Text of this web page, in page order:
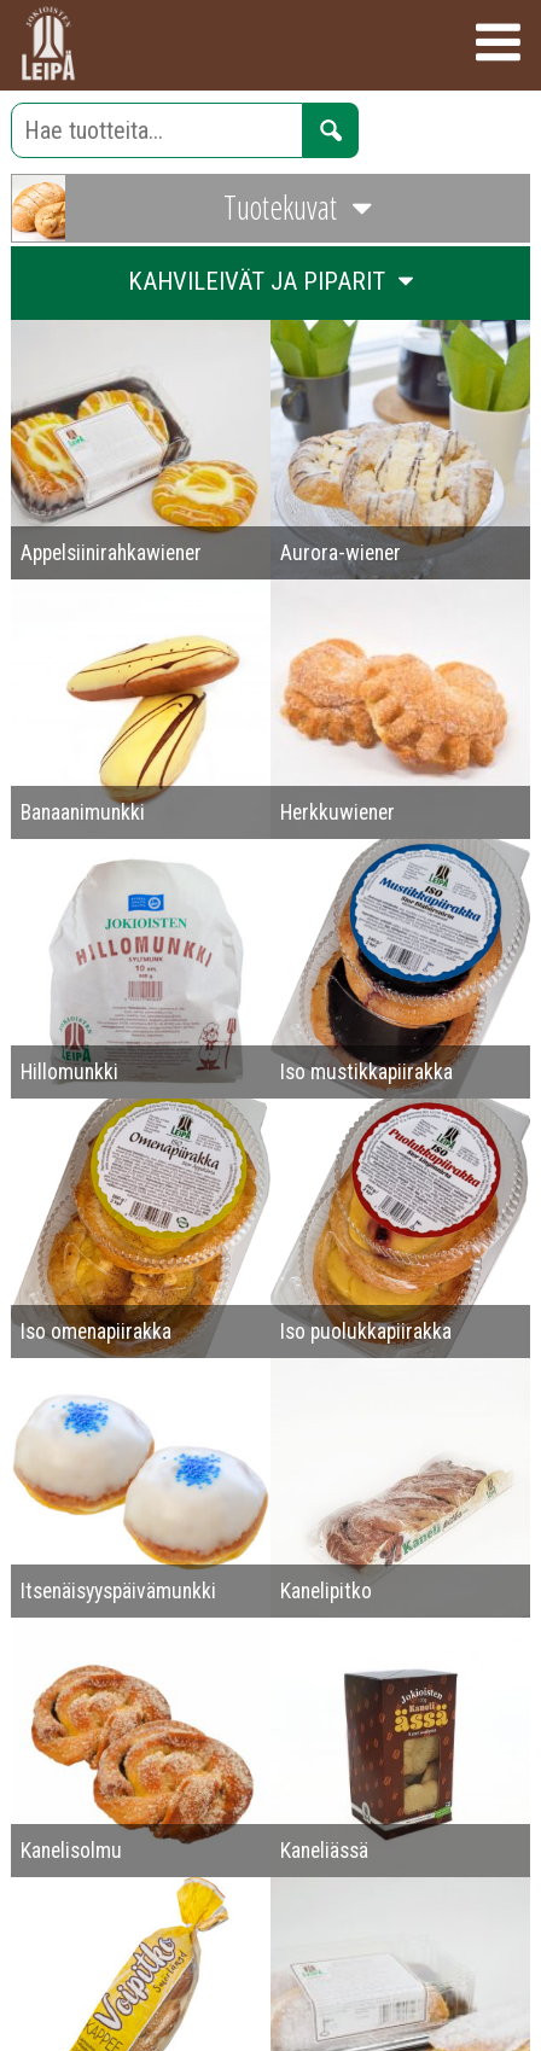
Tuotekuvat
KAHVILEIVÄT JA PIPARIT
Appelsiinirahkawiener Aurora-wiener
Banaanimunkki Herkkuwiener
Hillomunkki Iso mustikkapiirakka
Iso omenapiirakka Iso puolukkapiirakka
Itsenäisyyspäivämunkki Kanelipitko
Kanelisolmu Kaneliässä